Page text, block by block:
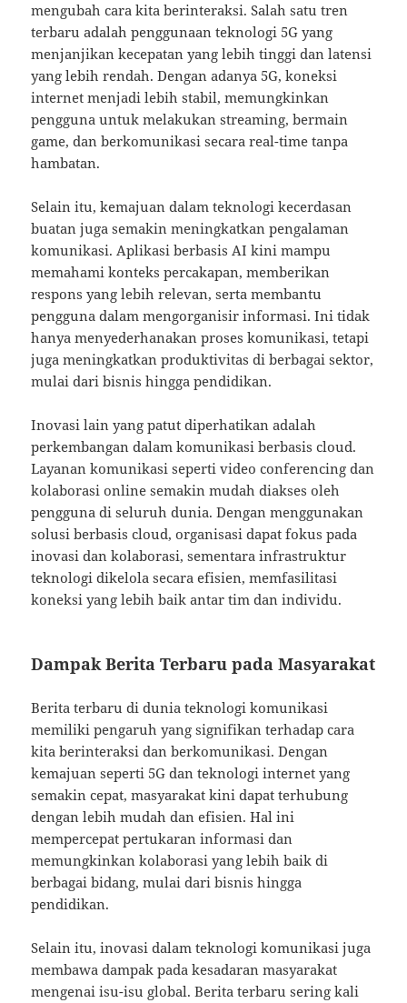
mengubah cara kita berinteraksi. Salah satu tren
terbaru adalah penggunaan teknologi 5G yang
menjanjikan kecepatan yang lebih tinggi dan latensi
yang lebih rendah. Dengan adanya 5G, koneksi
internet menjadi lebih stabil, memungkinkan
pengguna untuk melakukan streaming, bermain
game, dan berkomunikasi secara real-time tanpa
hambatan.
Selain itu, kemajuan dalam teknologi kecerdasan
buatan juga semakin meningkatkan pengalaman
komunikasi. Aplikasi berbasis AI kini mampu
memahami konteks percakapan, memberikan
respons yang lebih relevan, serta membantu
pengguna dalam mengorganisir informasi. Ini tidak
hanya menyederhanakan proses komunikasi, tetapi
juga meningkatkan produktivitas di berbagai sektor,
mulai dari bisnis hingga pendidikan.
Inovasi lain yang patut diperhatikan adalah
perkembangan dalam komunikasi berbasis cloud.
Layanan komunikasi seperti video conferencing dan
kolaborasi online semakin mudah diakses oleh
pengguna di seluruh dunia. Dengan menggunakan
solusi berbasis cloud, organisasi dapat fokus pada
inovasi dan kolaborasi, sementara infrastruktur
teknologi dikelola secara efisien, memfasilitasi
koneksi yang lebih baik antar tim dan individu.
Dampak Berita Terbaru pada Masyarakat
Berita terbaru di dunia teknologi komunikasi
memiliki pengaruh yang signifikan terhadap cara
kita berinteraksi dan berkomunikasi. Dengan
kemajuan seperti 5G dan teknologi internet yang
semakin cepat, masyarakat kini dapat terhubung
dengan lebih mudah dan efisien. Hal ini
mempercepat pertukaran informasi dan
memungkinkan kolaborasi yang lebih baik di
berbagai bidang, mulai dari bisnis hingga
pendidikan.
Selain itu, inovasi dalam teknologi komunikasi juga
membawa dampak pada kesadaran masyarakat
mengenai isu-isu global. Berita terbaru sering kali